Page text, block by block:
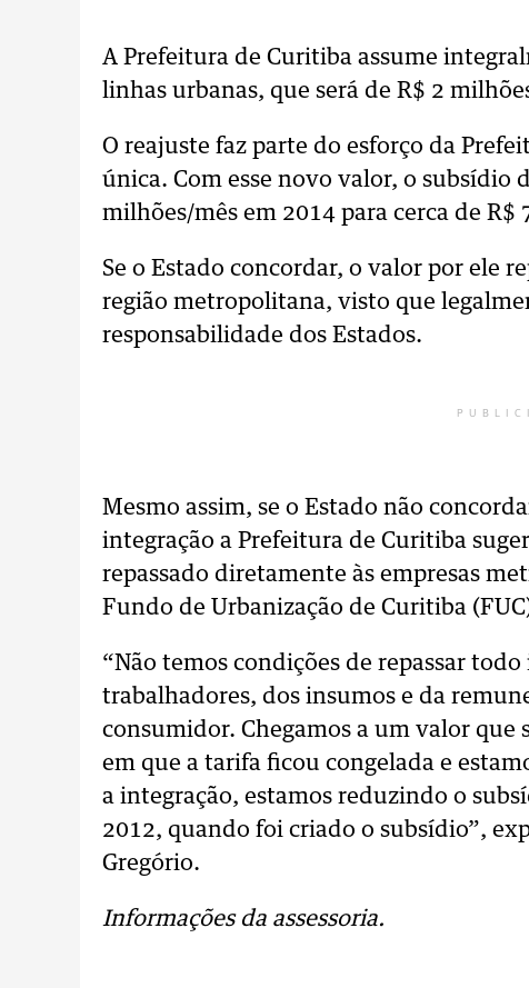
A Prefeitura de Curitiba assume
linhas urbanas, que será de R$ 2
O reajuste faz parte do esforço da
única. Com esse novo valor, o subsídio
milhões/mês em 2014 para cerca de R$
Se o Estado concordar, o valor por ele
região metropolitana, visto que
responsabilidade dos Estados.
Mesmo assim, se o Estado não
integração a Prefeitura de Curitiba
repassado diretamente às empresas
Fundo de Urbanização de Curitiba
“Não temos condições de repassar
trabalhadores, dos insumos e da
consumidor. Chegamos a um valor que
em que a tarifa ficou congelada e
a integração, estamos reduzindo o
2012, quando foi criado o subsídio”,
Gregório.
Informações da assessoria.